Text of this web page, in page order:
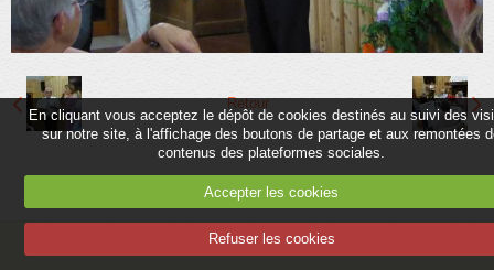
Retour
Mentions légales
En cliquant vous acceptez le dépôt de cookies destinés au suivi des
sur notre site, à l'affichage des boutons de partage et aux remontées
contenus des plateformes sociales.
Accepter les cookies
Refuser les cookies